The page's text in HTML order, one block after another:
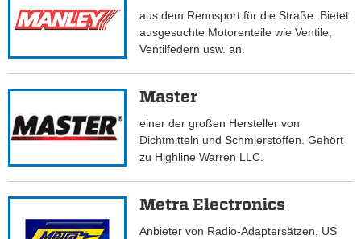
aus dem Rennsport für die Straße. Bietet
ausgesuchte Motorenteile wie Ventile,
Ventilfedern usw. an.
Master
einer der großen Hersteller von
Dichtmitteln und Schmierstoffen. Gehört
zu Highline Warren LLC.
Metra Electronics
Anbieter von Radio-Adaptersätzen, US